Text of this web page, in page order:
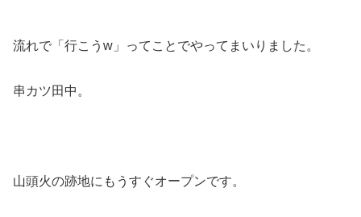
流れで「行こうw」ってことでやってまいりました。
串カツ田中。
山頭火の跡地にもうすぐオープンです。